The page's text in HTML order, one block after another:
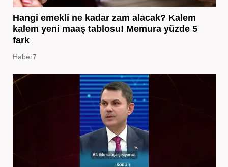
Hangi emekli ne kadar zam alacak? Kalem
kalem yeni maaş tablosu! Memura yüzde 5
fark
Haber7